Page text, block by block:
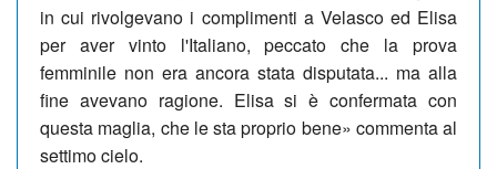
in cui rivolgevano i complimenti a Velasco ed Elisa
per aver vinto l'Italiano, peccato che la prova
femminile non era ancora stata disputata... ma alla
fine avevano ragione. Elisa si è confermata con
questa maglia, che le sta proprio bene» commenta al
settimo cielo.